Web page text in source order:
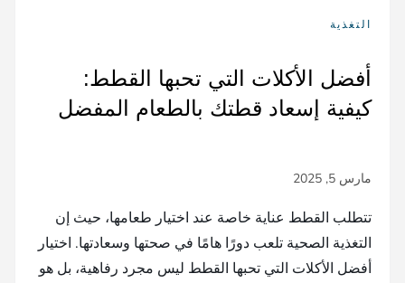
التغذية
أفضل الأكلات التي تحبها القطط:
كيفية إسعاد قطتك بالطعام المفضل
تتطلب القطط عناية خاصة عند اختيار طعامها، حيث إن
التغذية الصحية تلعب دورًا هامًا في صحتها وسعادتها. اختيار
أفضل الأكلات التي تحبها القطط ليس مجرد رفاهية، بل هو